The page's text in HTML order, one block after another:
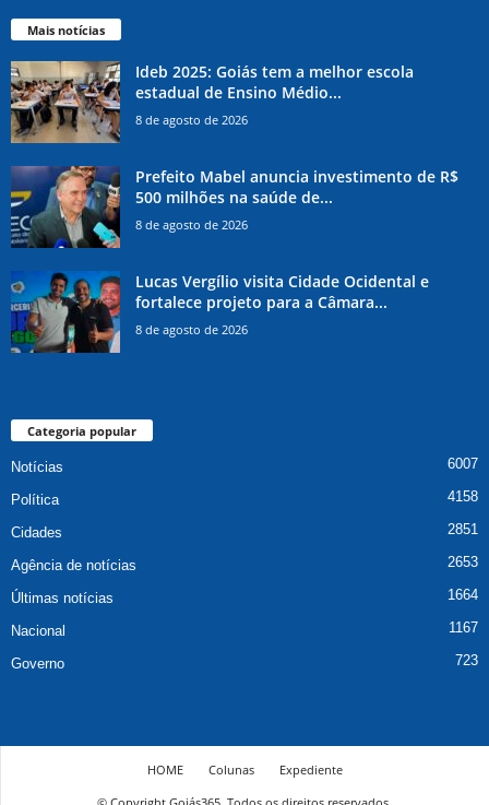
Mais notícias
Ideb 2025: Goiás tem a melhor escola
estadual de Ensino Médio...
8 de agosto de 2026
Prefeito Mabel anuncia investimento de R$
500 milhões na saúde de...
8 de agosto de 2026
Lucas Vergílio visita Cidade Ocidental e
fortalece projeto para a Câmara...
8 de agosto de 2026
Categoria popular
Notícias 6007
Política 4158
Cidades 2851
Agência de notícias 2653
Últimas notícias 1664
Nacional 1167
Governo 723
HOME Colunas
Expediente